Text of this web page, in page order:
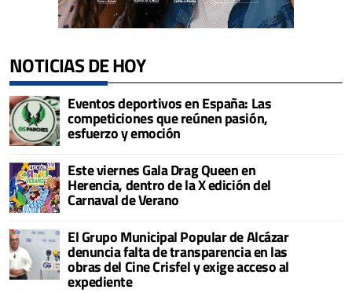
NOTICIAS DE HOY
Eventos deportivos en España: Las
competiciones que reúnen pasión,
esfuerzo y emoción
Este viernes Gala Drag Queen en
Herencia, dentro de la X edición del
Carnaval de Verano
El Grupo Municipal Popular de Alcázar
denuncia falta de transparencia en las
obras del Cine Crisfel y exige acceso al
expediente